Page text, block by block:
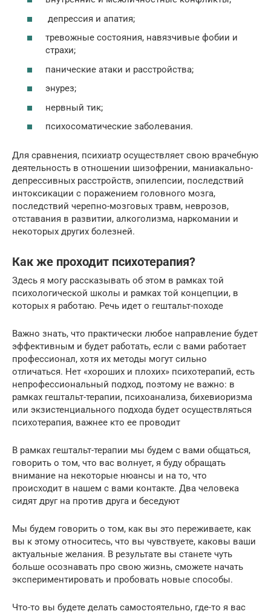
депрессия и апатия;
тревожные состояния, навязчивые фобии и
страхи;
панические атаки и расстройства;
энурез;
нервный тик;
психосоматические заболевания.
Для сравнения, психиатр осуществляет свою врачебную
деятельность в отношении шизофрении, маниакально-
депрессивных расстройств, эпилепсии, последствий
интоксикации с поражением головного мозга,
последствий черепно-мозговых травм, неврозов,
отставания в развитии, алкоголизма, наркомании и
некоторых других болезней.
Как же проходит психотерапия?
Здесь я могу рассказывать об этом в рамках той
психологической школы и рамках той концепции, в
которых я работаю. Речь идет о гештальт-походе
Важно знать, что практически любое направление будет
эффективным и будет работать, если с вами работает
профессионал, хотя их методы могут сильно
отличаться. Нет «хороших и плохих» психотерапий, есть
непрофессиональный подход, поэтому не важно: в
рамках гештальт-терапии, психоанализа, бихевиоризма
или экзистенциального подхода будет осуществляться
психотерапия, важнее кто ее проводит
В рамках гештальт-терапии мы будем с вами общаться,
говорить о том, что вас волнует, я буду обращать
внимание на некоторые нюансы и на то, что
происходит в нашем с вами контакте. Два человека
сидят друг на против друга и беседуют
Мы будем говорить о том, как вы это переживаете, как
вы к этому относитесь, что вы чувствуете, каковы ваши
актуальные желания. В результате вы станете чуть
больше осознавать про свою жизнь, сможете начать
экспериментировать и пробовать новые способы.
Что-то вы будете делать самостоятельно, где-то я вас